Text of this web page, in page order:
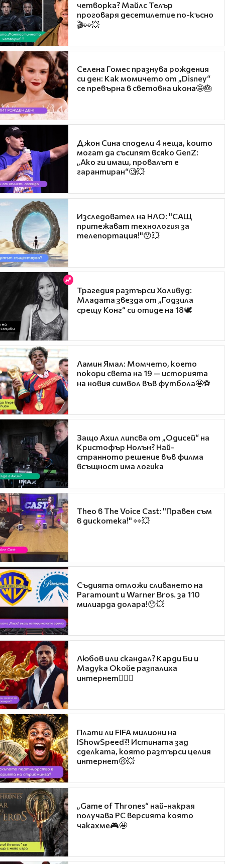
четворка? Майлс Телър
проговаря десетилетие по-късно
🎬👀💥
Селена Гомес празнува рождения
си ден: Как момичето от „Disney“
се превърна в световна икона🤩🎂
Джон Сина сподели 4 неща, които
могат да съсипят всяко GenZ:
„Ако ги имаш, провалът е
гарантиран“🧐💥
Изследовател на НЛО: "САЩ
притежават технология за
телепортация!"😯💥
Трагедия разтърси Холивуд:
Младата звезда от „Годзила
срещу Конг“ си отиде на 18🕊️
Ламин Ямал: Момчето, което
покори света на 19 — историята
на новия символ във футбола🤩⚽
Защо Ахил липсва от „Одисей“ на
Кристофър Нолън? Най-
странното решение във филма
всъщност има логика
Theo в The Voice Cast: "Правен съм
в дискотека!" 👀💥
Съдията отложи сливането на
Paramount и Warner Bros. за 110
милиарда долара!😯💥
Любов или скандал? Карди Би и
Мадука Окойе разпалиха
интернет❤️‍🔥🔥
Плати ли FIFA милиони на
IShowSpeed?! Истината зад
сделката, която разтърси целия
интернет🤑💥
„Game of Thrones“ най-накрая
получава PC версията която
чакахме🎮🤩